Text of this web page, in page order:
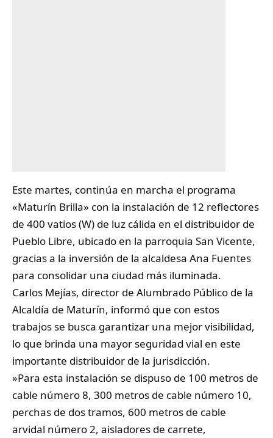
Este martes, continúa en marcha el programa
«Maturín Brilla» con la instalación de 12 reflectores
de 400 vatios (W) de luz cálida en el distribuidor de
Pueblo Libre, ubicado en la parroquia San Vicente,
gracias a la inversión de la alcaldesa Ana Fuentes
para consolidar una ciudad más iluminada.
​Carlos Mejías, director de Alumbrado Público de la
Alcaldía de Maturín, informó que con estos
trabajos se busca garantizar una mejor visibilidad,
lo que brinda una mayor seguridad vial en este
importante distribuidor de la jurisdicción.
​»Para esta instalación se dispuso de 100 metros de
cable número 8, 300 metros de cable número 10,
perchas de dos tramos, 600 metros de cable
arvidal número 2, aisladores de carrete,